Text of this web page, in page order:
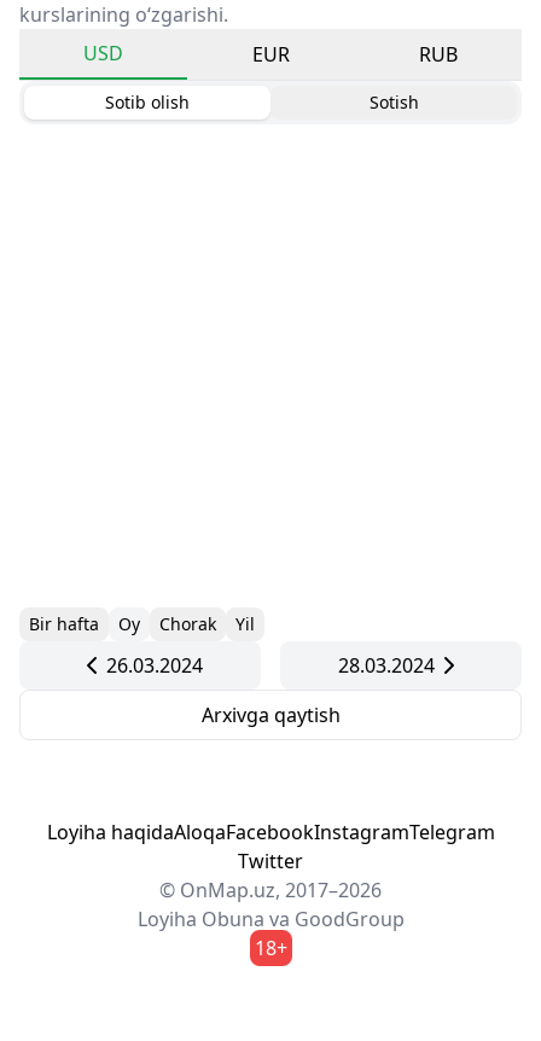
kurslarining o‘zgarishi.
USD
EUR RUB
Sotib olish Sotish
Bir hafta Oy Chorak Yil
26.03.2024
28.03.2024
Arxivga qaytish
Loyiha haqidaAloqaFacebookInstagramTelegram
Twitter
© OnMap.uz, 2017–2026
Loyiha Obuna va GoodGroup
18+